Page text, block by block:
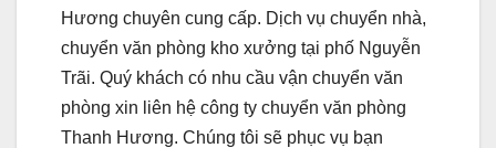
Hương chuyên cung cấp. Dịch vụ chuyển nhà,
chuyển văn phòng kho xưởng tại phố Nguyễn
Trãi. Quý khách có nhu cầu vận chuyển văn
phòng xin liên hệ công ty chuyển văn phòng
Thanh Hương. Chúng tôi sẽ phục vụ bạn